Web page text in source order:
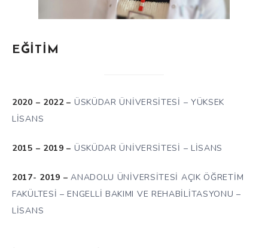
EĞİTİM
2020 – 2022 – ÜSKÜDAR ÜNİVERSİTESİ – YÜKSEK
LİSANS
2015 – 2019 – ÜSKÜDAR ÜNİVERSİTESİ – LİSANS
2017- 2019 –ANADOLU ÜNİVERSİTESİ AÇIK ÖĞRETİM
FAKÜLTESİ – ENGELLİ BAKIMI VE REHABİLİTASYONU –
LİSANS